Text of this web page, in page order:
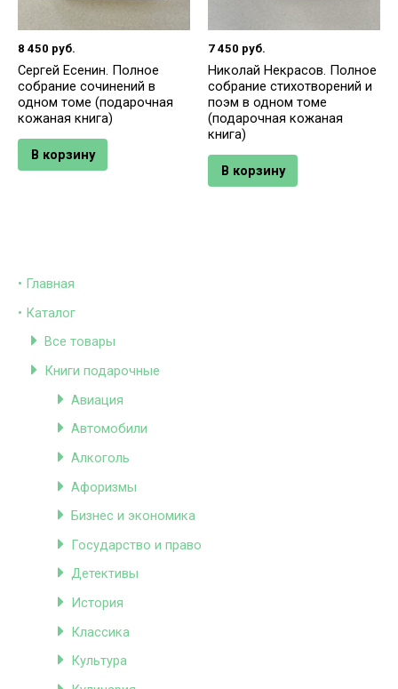
• Главная
• Каталог
Все товары
Книги подарочные
Авиация
Автомобили
Алкоголь
Афоризмы
Бизнес и экономика
Государство и право
Детективы
История
Классика
Культура
8 450 руб.
Сергей Есенин. Полное
собрание сочинений в
одном томе (подарочная
кожаная книга)
В корзину
7 450 руб.
Николай Некрасов. Полное
собрание стихотворений и
поэм в одном томе
(подарочная кожаная
книга)
В корзину